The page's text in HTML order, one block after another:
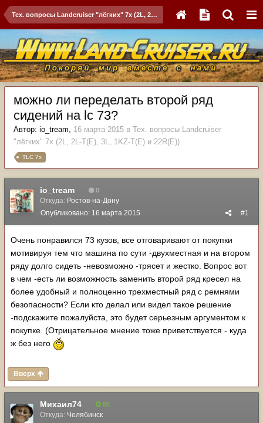
Тех. вопросы Landcruiser "лёгких" 7x (2L, 2L-T(Е), 3L, 1KZ-T(E) и 22R(Е))
можно ли переделать второй ряд
сидений на lc 73?
Автор: io_tream, 16 марта 2015 в Тех. вопросы Landcruiser
"лёгких" 7x (2L, 2L-T(Е), 3L, 1KZ-T(E) и 22R(Е))
TLC 7x
io_tream 0
Откуда: Ростов-на-Дону
#1
Опубликовано: 16 марта 2015
Очень понравился 73 кузов, все отговаривают от покупки
мотивируя тем что машина по сути -двухместная и на втором
ряду долго сидеть -невозможно -трясет и жестко. Вопрос вот
в чем -есть ли возможность заменить второй ряд кресел на
более удобный и полноценно трехместный ряд с ремнями
безопасности? Если кто делал или видел такое решение
-подскажите пожалуйста, это будет серьезным аргументом к
покупке. (Отрицательное мнение тоже приветствуется - куда
ж без него
Вверх
Михаил74 88
Откуда: Челябинск